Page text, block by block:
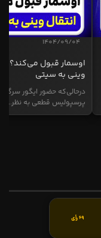
1404/09/04
اوسمار قبول می‌کند؟
وینی به سیتی
درحالی‌که حضور ایگور
پرسپولیس قطعی به نظر...
69 رأی